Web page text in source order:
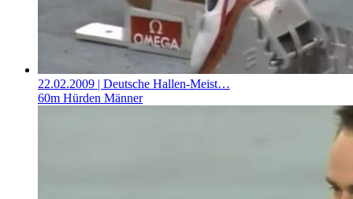
22.02.2009 | Deutsche Hallen-Meist…
60m Hürden Männer